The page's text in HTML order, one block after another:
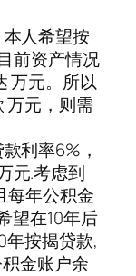
人希望按
前资产情况
万元。所以
万元，则需
利率6%，
元.考虑到
每年公积金
望在10年后
年按揭贷款,
金账户余